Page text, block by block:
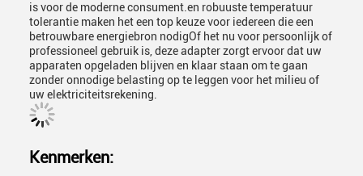
is voor de moderne consument.en robuuste temperatuur
tolerantie maken het een top keuze voor iedereen die een
betrouwbare energiebron nodigOf het nu voor persoonlijk of
professioneel gebruik is, deze adapter zorgt ervoor dat uw
apparaten opgeladen blijven en klaar staan om te gaan
zonder onnodige belasting op te leggen voor het milieu of
uw elektriciteitsrekening.
Kenmerken: